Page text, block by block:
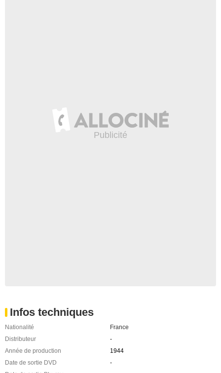
Infos techniques
Nationalité
France
Distributeur
-
Année de production
1944
Date de sortie DVD
-